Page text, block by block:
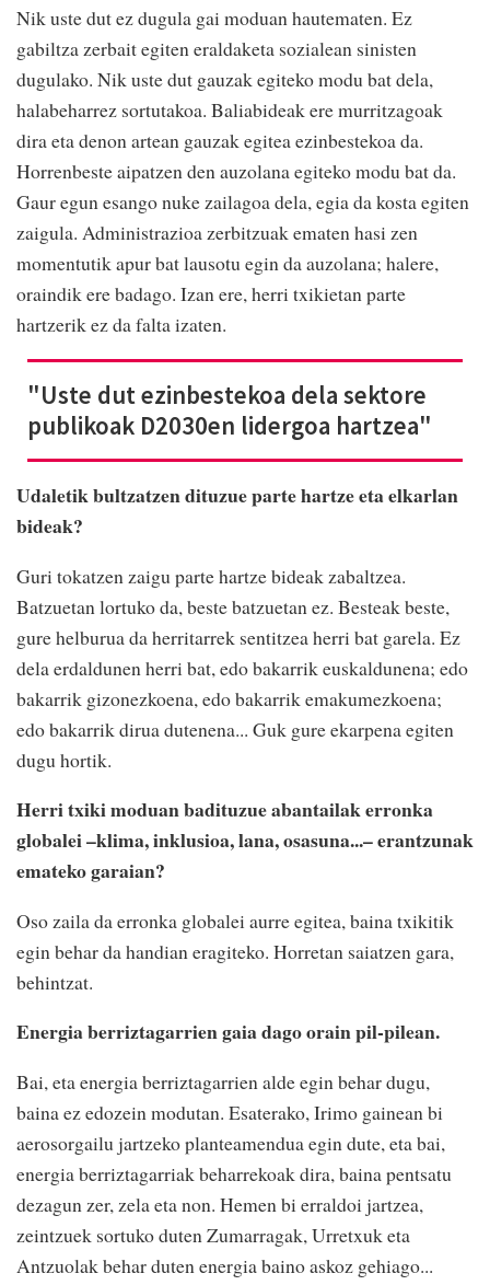
Nik uste dut ez dugula gaimoduan hautematen. Ez
gabiltza zerbait egiteneraldaketa sozialean sinisten
dugulako. Nik uste dut gauzakegiteko modu bat dela,
halabeharrez sortutakoa. Baliabideak ere murritzagoak
dira eta denon artean gauzakegitea ezinbestekoa da.
Horrenbeste aipatzen denauzolana egiteko modu bat da.
Gaur egun esango nukezailagoa dela, egia da kostaegiten
zaigula. Administrazioazerbitzuak ematen hasi zen
momentutik apur bat lausotuegin da auzolana; halere,
oraindik ere badago. Izan ere,herri txikietan parte
hartzerikez da falta izaten.
"Uste dut ezinbestekoa dela sektore
publikoak D2030en lidergoa hartzea"
Udaletik bultzatzen dituzue partehartze eta elkarlan
bideak?
Guri tokatzen zaigu partehartze bideak zabaltzea.
Batzuetan lortuko da, bestebatzuetan ez. Besteak beste,
gure helburua da herritarrek sentitzea herri bat garela. Ez
dela erdaldunen herri bat, edobakarrik euskaldunena; edo
bakarrik gizonezkoena, edobakarrik emakumezkoena;
edobakarrik dirua dutenena... Guk gure ekarpena egiten
dugu hortik.
Herri txiki moduan badituzueabantailak erronka
globalei –klima, inklusioa, lana, osasuna...–erantzunak
emateko garaian?
Oso zaila da erronka globalei aurre egitea, baina txikitik
egin behar da handian eragiteko. Horretan saiatzen gara,
behintzat.
Energia berriztagarrien gaia dagoorain pil-pilean.
Bai, eta energiaberriztagarrien alde eginbehar dugu,
baina ez edozeinmodutan. Esaterako, Irimo gainean bi
aerosorgailujartzeko planteamendua egindute, eta bai,
energiaberriztagarriak beharrekoakdira, baina pentsatu
dezagunzer, zela eta non. Hemen bierraldoi jartzea,
zeintzuek sortuko duten Zumarragak,Urretxuk eta
Antzuolak beharduten energia baino askoz gehiago...